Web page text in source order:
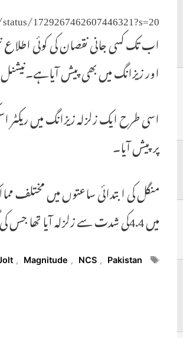
1729267462607446321?s=20
اب تک کسی جانی نقصان کی کوئی اطلاع
اور زیزانگ میں بھی پیش آیاہے۔نیشنل سنٹر برائے
پر پیش آیا۔
منگل کی ابتدائی ساعتوں میں
میں 4.4کی شدت سے زلزلہ آیا تھا جس کی گہرائی 10کیلو میٹرتھی۔
Tags
, Magnitude , NCS , Pakistan